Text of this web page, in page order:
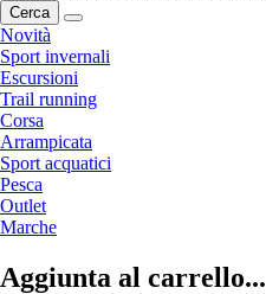
Cerca
Novità
Sport invernali
Escursioni
Trail running
Corsa
Arrampicata
Sport acquatici
Pesca
Outlet
Marche
Aggiunta al carrello...